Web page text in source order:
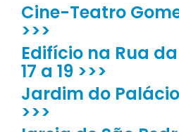
Cine-Teatro
>>>
Edifício na Rua
17 a 19 >>>
Jardim do
>>>